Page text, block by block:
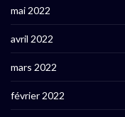
mai 2022
avril 2022
mars 2022
février 2022